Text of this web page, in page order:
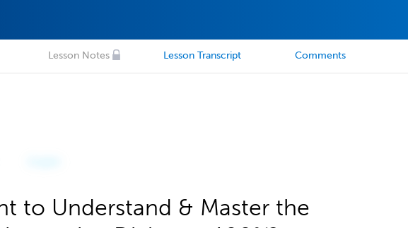
Lesson Notes Lesson Transcript Comments
to Understand & Master the